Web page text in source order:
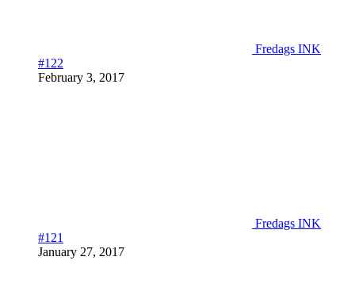
Fredags INK
#122
February 3, 2017
Fredags INK
#121
January 27, 2017